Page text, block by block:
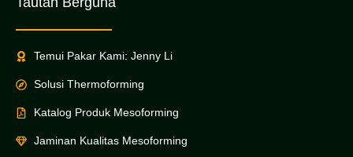
Temui Pakar Kami: Jenny Li
Solusi Thermoforming
Katalog Produk Mesoforming
Jaminan Kualitas Mesoforming